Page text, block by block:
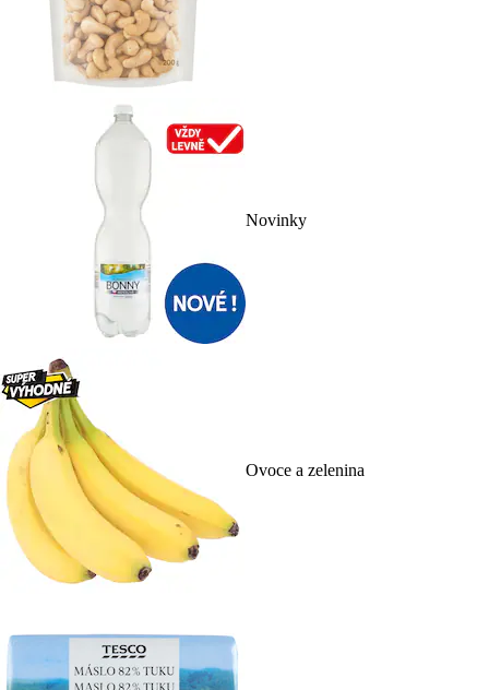
Novinky
Ovoce a zelenina